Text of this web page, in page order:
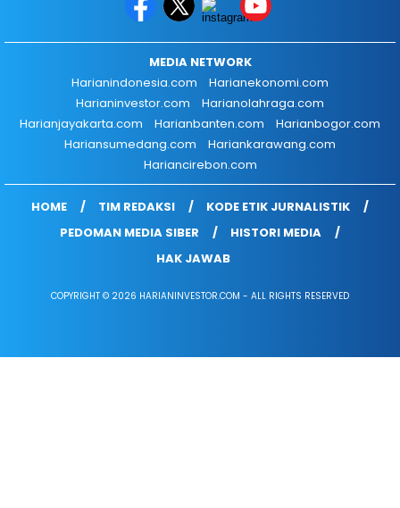
MEDIA NETWORK
Harianindonesia.com
Harianekonomi.com
Harianinvestor.com
Harianolahraga.com
Harianjayakarta.com
Harianbanten.com
Harianbogor.com
Hariansumedang.com
Hariankarawang.com
Hariancirebon.com
HOME TIM REDAKSI
KODE ETIK JURNALISTIK
PEDOMAN MEDIA SIBER
HISTORI MEDIA
HAK JAWAB
COPYRIGHT © 2026 HARIANINVESTOR.COM - ALL RIGHTS RESERVED